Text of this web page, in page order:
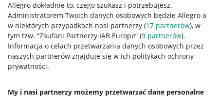
Allegro dokładnie to, czego szukasz i potrzebujesz.
Administratorem Twoich danych osobowych będzie Allegro a
w niektórych przypadkach nasi partnerzy (17 partnerów), w
tym tzw. “Zaufani Partnerzy IAB Europe” (9 partnerów).
Informacja o celach przetwarzania danych osobowych przez
naszych partnerów znajduje się w ich politykach ochrony
prywatności.
My i nasi partnerzy możemy przetwarzać dane personalne
Przydatne informacje
Jak to działa